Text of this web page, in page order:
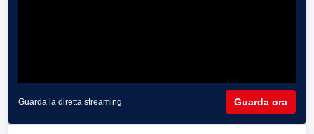
Guarda la diretta streaming Guarda ora